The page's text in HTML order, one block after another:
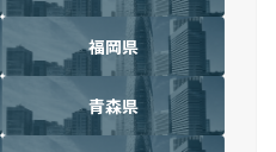
福岡県
青森県